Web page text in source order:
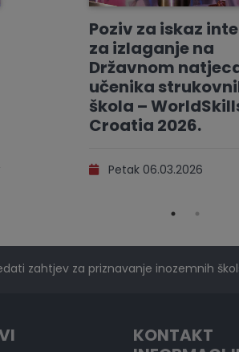
Poziv za iskaz
za izlaganje na
Državnom
učenika
škola –
Croatia 2026.
Petak 06.03.2026
zahtjev za priznavanje inozemnih
KONTAKT